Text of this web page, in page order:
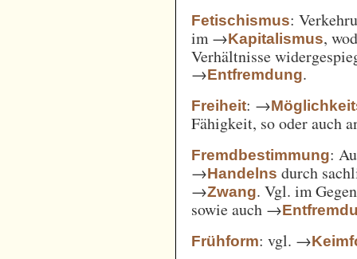
Fetischismus:
im →Kapitalismus,
Verhältnisse
→Entfremdung.
Freiheit: →
Fähigkeit, so oder auch
Fremdbestimmung:
→Handelns durch
→Zwang. Vgl. im
sowie auch →
Frühform: vgl. →